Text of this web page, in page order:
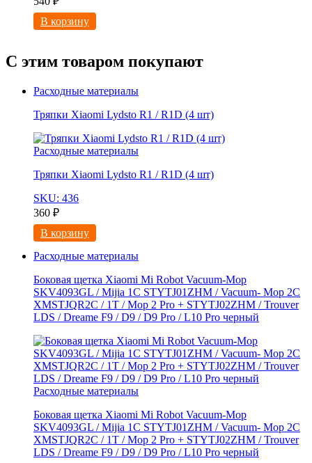
В корзину
С этим товаром покупают
Расходные материалы
Тряпки Xiaomi Lydsto R1 / R1D (4 шт)
Расходные материалы
Тряпки Xiaomi Lydsto R1 / R1D (4 шт)
SKU: 436
360 ₽
В корзину
Расходные материалы
Боковая щетка Xiaomi Mi Robot Vacuum-Mop
SKV4093GL / Mijia 1C STYTJ01ZHM / Vacuum- Mop 2C
XMSTJQR2C / 1T / Mop 2 Pro + STYTJ02ZHM / Trouver
LDS / Dreame F9 / D9 / D9 Pro / L10 Pro черный
Расходные материалы
Боковая щетка Xiaomi Mi Robot Vacuum-Mop
SKV4093GL / Mijia 1C STYTJ01ZHM / Vacuum- Mop 2C
XMSTJQR2C / 1T / Mop 2 Pro + STYTJ02ZHM / Trouver
LDS / Dreame F9 / D9 / D9 Pro / L10 Pro черный